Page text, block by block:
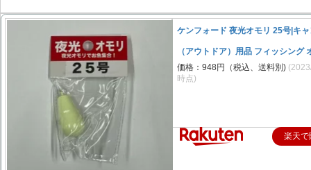
ケンフォード 夜光オモリ 25号|キ
（アウトドア）用品 フィッシング
価格：948円（税込、送料別)
時点)
楽天で